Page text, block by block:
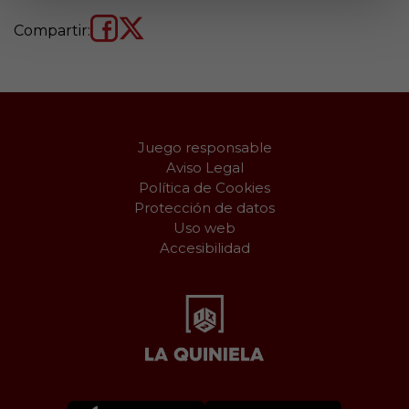
Compartir:
Juego responsable
Aviso Legal
Política de Cookies
Protección de datos
Uso web
Accesibilidad